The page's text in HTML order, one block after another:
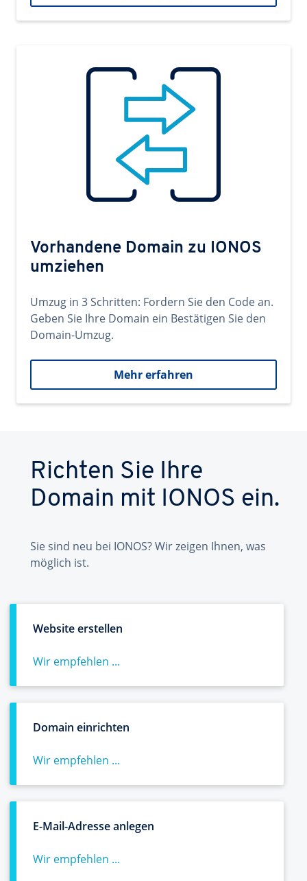
Vorhandene Domain zu IONOS
umziehen
Umzug in 3 Schritten: Fordern Sie den Code an.
Geben Sie Ihre Domain ein Bestätigen Sie den
Domain-Umzug.
Mehr erfahren
Richten Sie Ihre
Domain mit IONOS ein.
Sie sind neu bei IONOS? Wir zeigen Ihnen, was
möglich ist.
Website erstellen
Wir empfehlen ...
Domain einrichten
Wir empfehlen ...
E-Mail-Adresse anlegen
Wir empfehlen ...